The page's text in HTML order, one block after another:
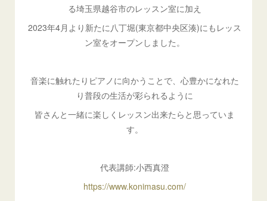
る埼玉県越谷市のレッスン室に加え
2023年4月より新たに八丁堀(東京都中央区湊)にもレッス
ン室をオープンしました。
音楽に触れたりピアノに向かうことで、心豊かになれた
り普段の生活が彩られるように
皆さんと一緒に楽しくレッスン出来たらと思っていま
す。
代表講師:小西真澄
https://www.konimasu.com/